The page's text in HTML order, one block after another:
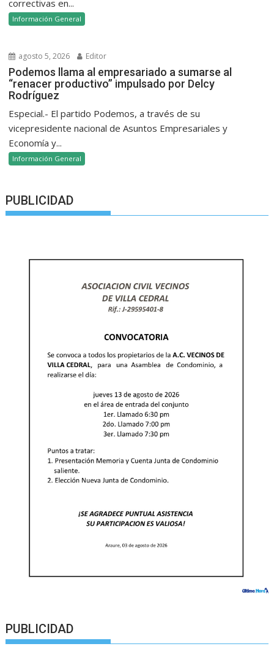
correctivas en...
Información General
agosto 5, 2026 Editor
Podemos llama al empresariado a sumarse al
“renacer productivo” impulsado por Delcy
Rodríguez
Especial.- El partido Podemos, a través de su
vicepresidente nacional de Asuntos Empresariales y
Economía y...
Información General
PUBLICIDAD
PUBLICIDAD